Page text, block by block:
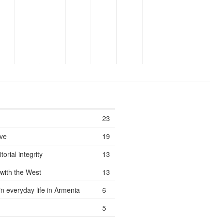
23
19
integrity
13
the West
13
everyday life in Armenia
6
5